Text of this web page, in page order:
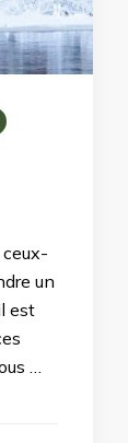
un
est
…